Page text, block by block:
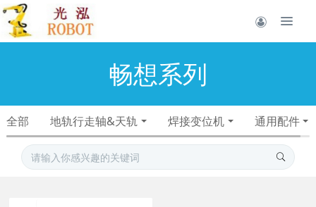
畅想系列
全部 地轨行走轴&天轨 焊接变位机 通用配件